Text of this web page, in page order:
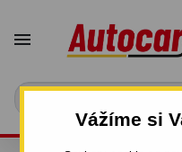
Vážíme si
